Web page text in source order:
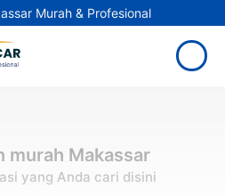
Murah & Profesional
murah Makassar
yang Anda cari disini